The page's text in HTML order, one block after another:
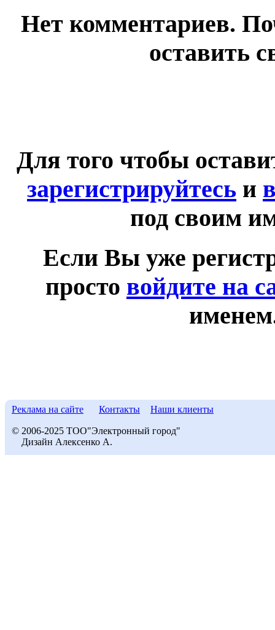
Нет комментариев.
оставить
Для того чтобы
зарегистрируйтесь и
под своим
Если Вы уже
просто войдите на
Реклама на сайте Контакты Наши клиенты
© 2006-2025 ТОО"Электронный город"
Дизайн Алексенко А.